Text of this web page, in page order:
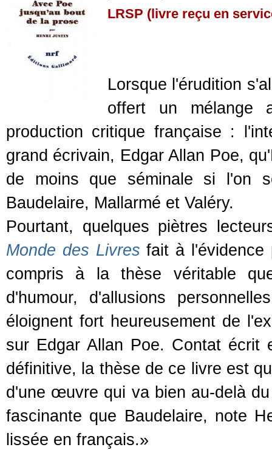
LRSP (livre reçu en
Lorsque l'érudition
offert un mélange
production critique française :
grand écrivain, Edgar Allan Poe,
de moins que séminale si l'on
Baudelaire, Mallarmé et Valéry.
Pourtant, quelques piètres
Monde des Livres fait à l'évidence
compris à la thèse véritable
d'humour, d'allusions
éloignent fort heureusement de
sur Edgar Allan Poe. Contat écrit
définitive, la thèse de ce livre est
d'une œuvre qui va bien au-delà
fascinante que Baudelaire, note
lissée en français.»